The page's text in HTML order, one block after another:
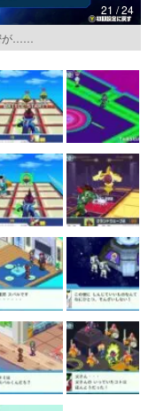
21 / 24
が……